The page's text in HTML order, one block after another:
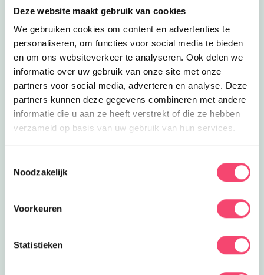
Deze website maakt gebruik van cookies
We gebruiken cookies om content en advertenties te
personaliseren, om functies voor social media te bieden
en om ons websiteverkeer te analyseren. Ook delen we
informatie over uw gebruik van onze site met onze
partners voor social media, adverteren en analyse. Deze
partners kunnen deze gegevens combineren met andere
informatie die u aan ze heeft verstrekt of die ze hebben
verzameld op basis van uw gebruik van hun services.
Noodzakelijk
Voorkeuren
Statistieken
Speelpret in het groen
Klauter over rotsen, verken geheime paadjes, maak
waterspeelplaats.